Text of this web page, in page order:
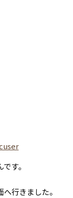
す。
行きました。